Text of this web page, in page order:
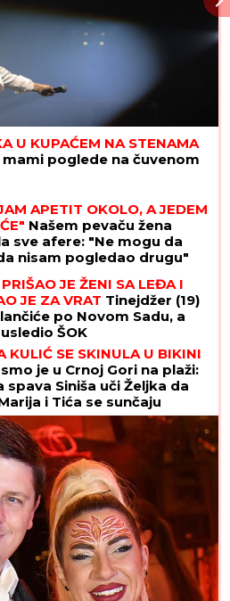
U KUPAĆEM NA STENAMA
poglede na čuvenom
APETIT OKOLO, A JEDEM
Našem pevaču žena
sve afere: "Ne mogu da
nisam pogledao drugu"
JE ŽENI SA LEĐA I
JE ZA VRAT Tinejdžer (19)
po Novom Sadu, a
ŠOK
KULIĆ SE SKINULA U BIKINI
je u Crnoj Gori na plaži:
spava Siniša uči Željka da
i Tića se sunčaju